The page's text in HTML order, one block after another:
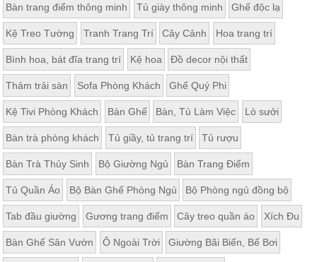
Bàn trang điểm thông minh Tủ giày thông minh Ghế độc lạ
Kệ Treo Tường Tranh Trang Trí Cây Cảnh Hoa trang trí
Bình hoa, bát đĩa trang trí Kệ hoa Đồ decor nội thất
Thảm trải sàn Sofa Phòng Khách Ghế Quý Phi
Kệ Tivi Phòng Khách Bàn Ghế Bàn, Tủ Làm Việc Lò sưởi
Bàn trà phòng khách Tủ giầy, tủ trang trí Tủ rượu
Bàn Trà Thủy Sinh Bộ Giường Ngủ Bàn Trang Điểm
Tủ Quần Áo Bộ Bàn Ghế Phòng Ngủ Bộ Phòng ngủ đồng bộ
Tab đầu giường Gương trang điểm Cây treo quần áo Xích Đu
Bàn Ghế Sân Vườn Ô Ngoài Trời Giường Bãi Biển, Bể Bơi